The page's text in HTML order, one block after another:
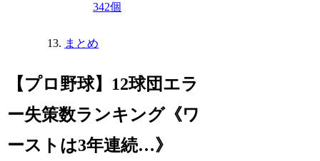
342個
まとめ
【プロ野球】12球団エラ
ー失策数ランキング《ワ
ーストは3年連続…》